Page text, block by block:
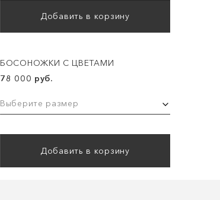
Добавить в корзину
БОСОНОЖКИ С ЦВЕТАМИ
78 000 руб.
Выберите размер
Добавить в корзину